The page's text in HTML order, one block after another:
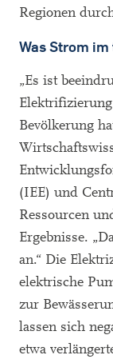
Regionen
Was Strom
„Es ist
Bevölkerung
(IEE) und
Ressourcen
Ergebnisse.
an.“ Die
elektrische
zur
lassen sich
etwa